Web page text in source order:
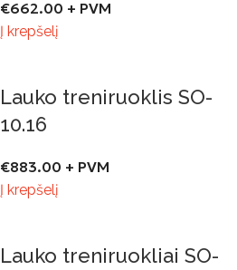
€662.00 + PVM
Į krepšelį
Lauko treniruoklis SO-
10.16
€883.00 + PVM
Į krepšelį
Lauko treniruokliai SO-